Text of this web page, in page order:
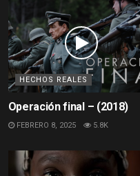
HECHOS REALES
Operación final – (2018)
FEBRERO 8, 2025 5.8K